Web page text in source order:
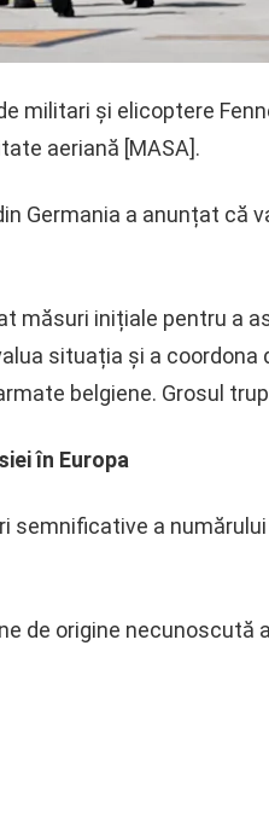
militari și elicoptere
aeriană [MASA].
Germania a anunțat
măsuri inițiale pentru a
situația și a
belgiene. Grosul
în Europa
a
de origine